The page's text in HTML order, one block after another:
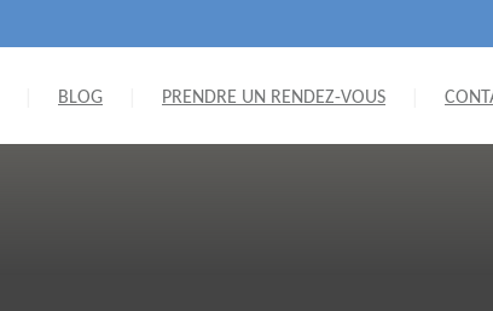
BLOG PRENDRE UN RENDEZ-VOUS